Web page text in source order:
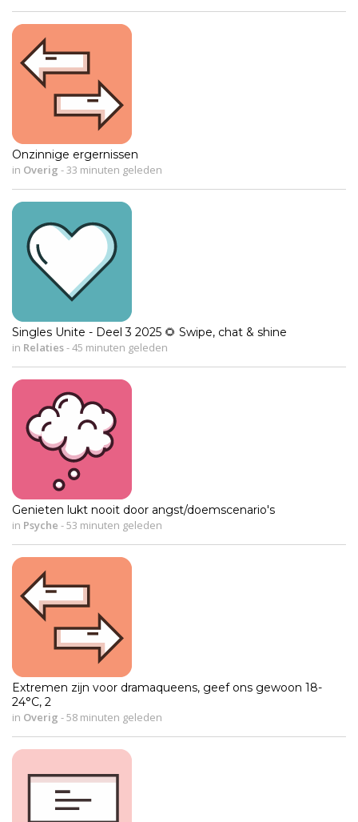
Onzinnige ergernissen
in Overig - 33 minuten geleden
Singles Unite - Deel 3 2025 🌻 Swipe, chat & shine
in Relaties-45 minuten geleden
Genieten lukt nooit door angst/doemscenario's
in Psyche -53 minuten geleden
Extremen zijn voor dramaqueens, geef ons gewoon 18-
24°C, 2
in Overig -58 minuten geleden